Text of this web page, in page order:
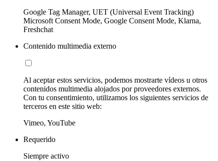
Google Tag Manager, UET (Universal Event Tracking)
Microsoft Consent Mode, Google Consent Mode, Klarna,
Freshchat
Contenido multimedia externo
Al aceptar estos servicios, podemos mostrarte vídeos u otros
contenidos multimedia alojados por proveedores externos.
Con tu consentimiento, utilizamos los siguientes servicios de
terceros en este sitio web:
Vimeo, YouTube
Requerido
Siempre activo